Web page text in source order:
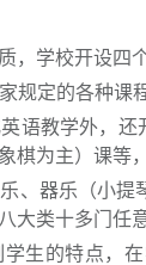
，学校开设四
规定的各种课
语教学外，
棋为主）课等
、器乐（小
大类十多门任
生的特点，